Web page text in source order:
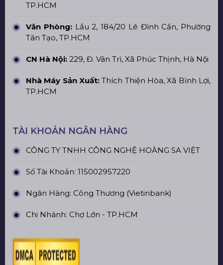
TP.HCM
Văn Phòng:Lầu 2, 184/20 Lê Đình Cẩn, Phường
Tân Tạo, TP.HCM
CN Hà Nội: 229, Đ. Vân Trì, Xã Phúc Thịnh, Hà Nội
Nhà Máy Sản Xuất: Thích Thiện Hòa, Xã Bình Lợi,
TP.HCM
TÀI KHOẢN NGÂN HÀNG
CÔNG TY TNHH CÔNG NGHỆ HOÀNG SA VIỆT
Số Tài Khoản: 115002957220
Ngân Hàng: Công Thương (Vietinbank)
Chi Nhánh: Chợ Lớn - TP.HCM